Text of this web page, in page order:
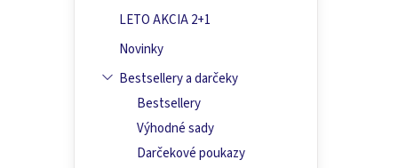
LETO AKCIA 2+1
Novinky
Bestsellery a darčeky
Bestsellery
Výhodné sady
Darčekové poukazy